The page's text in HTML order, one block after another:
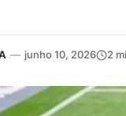
— junho 10, 2026 2